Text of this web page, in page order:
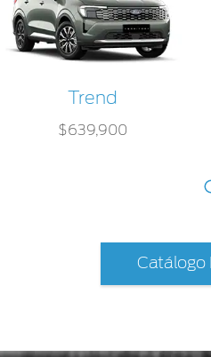
Trend
$639,900
Catálogo